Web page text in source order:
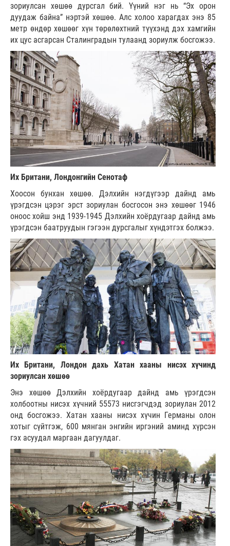
зориулсан хөшөө дурсгал бий. Үүний нэг нь “Эх орон
дуудаж байна” нэртэй хөшөө. Алс холоо харагдах энэ 85
метр өндөр хөшөөг хүн төрөлөхтний түүхэнд дэх хамгийн
их цус асгарсан Сталинградын тулаанд зориулж босгожээ.
Их Британи, Лондонгийн Сенотаф
Хоосон бунхан хөшөө. Дэлхийн нэгдүгээр дайнд амь
үрэгдсэн цэрэг эрст зориулан босгосон энэ хөшөөг 1946
оноос хойш энд 1939-1945 Дэлхийн хоёрдугаар дайнд амь
үрэгдсэн баатруудын гэгээн дурсгалыг хүндэтгэх болжээ.
Их Британи, Лондон дахь Хатан хааны нисэх хүчинд
зориулсан хөшөө
Энэ хөшөө Дэлхийн хоёрдугаар дайнд амь үрэгдсэн
холбоотны нисэх хүчний 55573 нисгэгчдэд зориулан 2012
онд босгожээ. Хатан хааны нисэх хүчин Германы олон
хотыг сүйтгэж, 600 мянган энгийн иргэний аминд хүрсэн
гэх асуудал маргаан дагуулдаг.